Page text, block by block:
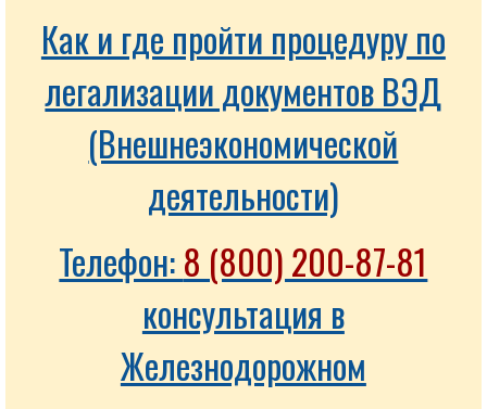
Как и где пройти процедуру по
легализации документов ВЭД
(Внешнеэкономической
деятельности)
Телефон:8 (800) 200-87-81
консультация в
Железнодорожном